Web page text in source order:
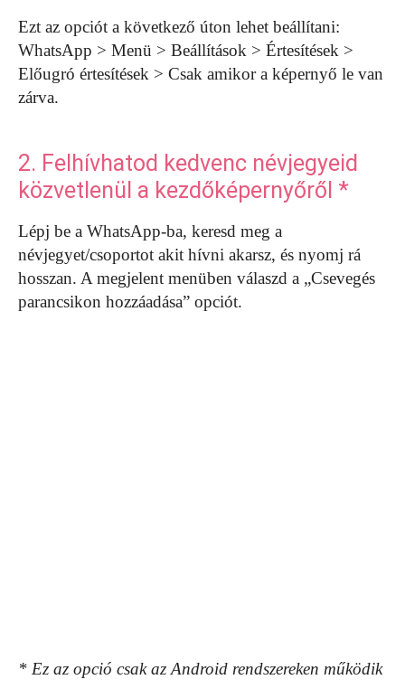
Ezt az opciót a következő úton lehet beállítani:
WhatsApp > Menü > Beállítások > Értesítések >
Előugró értesítések > Csak amikor a képernyő le van
zárva.
2. Felhívhatod kedvenc névjegyeid
közvetlenül a kezdőképernyőről *
Lépj be a WhatsApp-ba, keresd meg a
névjegyet/csoportot akit hívni akarsz, és nyomj rá
hosszan. A megjelent menüben válaszd a „Csevegés
parancsikon hozzáadása” opciót.
* Ez az opció csak az Android rendszereken működik